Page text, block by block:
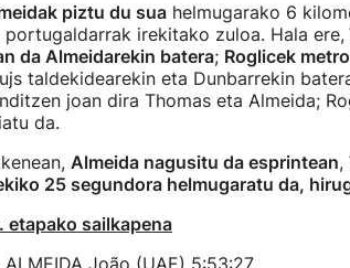
piztu du sua helmugarako 6
portugaldarrak irekitako zuloa. Hala ere,
da Almeidarekin batera; Roglicek
taldekidearekin eta Dunbarrekin
joan dira Thomas eta Almeida;
da.
Almeida nagusitu da esprintean,
25 segundora helmugaratu da,
etapako sailkapena
ALMEIDA João (UAE) 5:53:27